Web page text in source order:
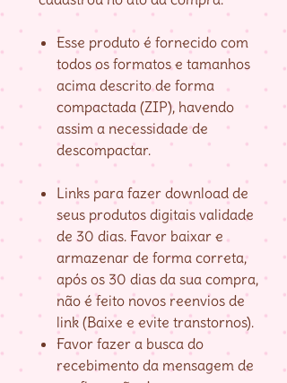
Esse produto é fornecido com
todos os formatos e tamanhos
acima descrito de forma
compactada (ZIP), havendo
assim a necessidade de
descompactar.
Links para fazer download de
seus produtos digitais validade
de 30 dias. Favor baixar e
armazenar de forma correta,
após os 30 dias da sua compra,
não é feito novos reenvios de
link (Baixe e evite transtornos).
Favor fazer a busca do
recebimento da mensagem de